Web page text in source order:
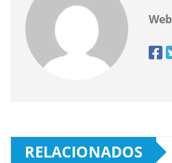
RELACIONADOS